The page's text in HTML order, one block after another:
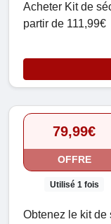
Acheter Kit de
partir de 111,99€
79,99€
OFFRE
Utilisé 1 fois
Obtenez le kit de